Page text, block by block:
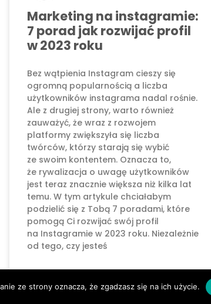
Marketing na instagramie:
7 porad jak rozwijać profil
w 2023 roku
Bez wątpienia Instagram cieszy się
ogromną popularnością a liczba
użytkowników instagrama nadal rośnie.
Ale z drugiej strony, warto również
zauważyć, że wraz z rozwojem
platformy zwiększyła się liczba
twórców, którzy starają się wybić
ze swoim kontentem. Oznacza to,
że rywalizacja o uwagę użytkowników
jest teraz znacznie większa niż kilka lat
temu. W tym artykule chciałabym
podzielić się z Tobą 7 poradami, które
pomogą Ci rozwijać swój profil
na Instagramie w 2023 roku. Niezależnie
od tego, czy jesteś
ze strony oznacza, że zgadzasz się na ich użycie.